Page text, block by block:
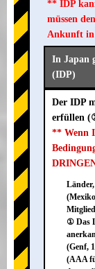
** IDP
müssen
Ankunft in
In Japan
(IDP)
Der IDP
erfüllen
** Wenn
① Das
(Genf,
(AAA